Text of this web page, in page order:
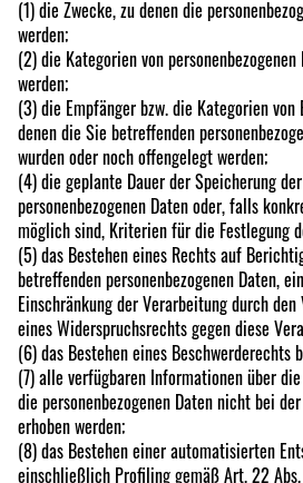
(1) die Zwecke, zu denen die
werden;
(2) die Kategorien von
werden;
(3) die Empfänger bzw. die Kategorien von
denen die Sie betreffenden
wurden oder noch offengelegt werden;
(4) die geplante Dauer der Speicherung
personenbezogenen Daten oder, falls
möglich sind, Kriterien für die Festlegung
(5) das Bestehen eines Rechts auf
betreffenden personenbezogenen Daten,
Einschränkung der Verarbeitung durch
eines Widerspruchsrechts gegen diese
(6) das Bestehen eines Beschwerderechts
(7) alle verfügbaren Informationen über
die personenbezogenen Daten nicht bei
erhoben werden;
(8) das Bestehen einer automatisierten
einschließlich Profiling gemäß Art. 22 Abs.